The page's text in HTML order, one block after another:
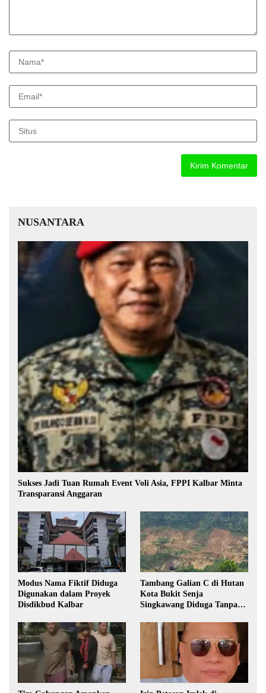
NUSANTARA
Sukses Jadi Tuan Rumah Event Voli Asia, FPPI Kalbar Minta
Transparansi Anggaran
Modus Nama Fiktif Diduga
Digunakan dalam Proyek
Disdikbud Kalbar
Tambang Galian C di Hutan
Kota Bukit Senja
Singkawang Diduga Tanpa